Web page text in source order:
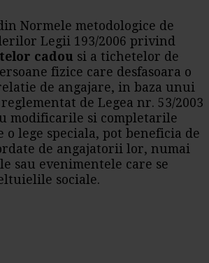
Normele metodologice de
Legii 193/2006 privind
cadou si a tichetelor de
fizice care desfasoara o
de angajare, in baza unui
de Legea nr. 53/2003
modificarile si completarile
lege speciala, pot beneficia de
de angajatorii lor, numai
sau evenimentele care se
sociale.